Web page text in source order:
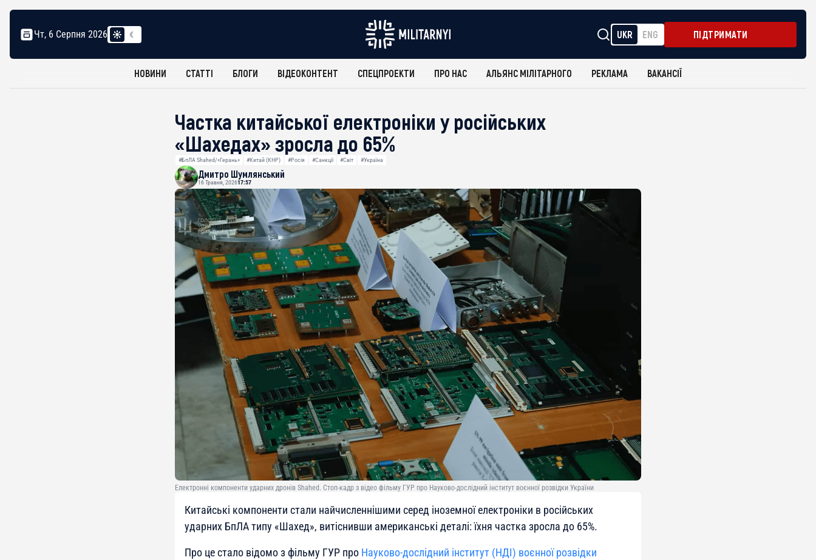
Чт, 6 Серпня 2026 UKR ENG ПІДТРИМАТИ
НОВИНИ СТАТТІ БЛОГИ ВІДЕОКОНТЕНТ СПЕЦПРОЕКТИ ПРО НАС АЛЬЯНС МІЛІТАРНОГО РЕКЛАМА ВАКАНСІЇ
Частка китайської електроніки у російських
«Шахедах» зросла до 65%
#БпЛА Shahed/«Герань» #Китай (КНР) #Росія #Санкції #Світ #Україна
Дмитро Шумлянський
16 Травня, 202617:57
Електронні компоненти ударних дронів Shahed. Стоп-кадр з відео фільму ГУР про Науково-дослідний інститут воєнної розвідки України
Китайські компоненти стали найчисленнішими серед іноземної електроніки в російських
ударних БпЛА типу «Шахед», витіснивши американські деталі: їхня частка зросла до 65%.
Про це стало відомо з фільму ГУР про Науково-дослідний інститут (НДІ) воєнної розвідки